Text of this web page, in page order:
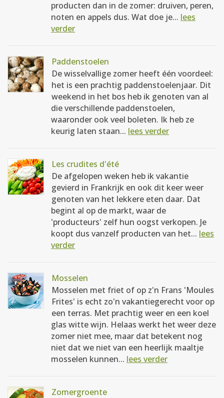
producten dan in de zomer: druiven, peren,
noten en appels dus. Wat doe je... lees
verder
Paddenstoelen
De wisselvallige zomer heeft één voordeel:
het is een prachtig paddenstoelenjaar. Dit
weekend in het bos heb ik genoten van al
die verschillende paddenstoelen,
waaronder ook veel boleten. Ik heb ze
keurig laten staan... lees verder
Les crudites d'été
De afgelopen weken heb ik vakantie
gevierd in Frankrijk en ook dit keer weer
genoten van het lekkere eten daar. Dat
begint al op de markt, waar de
'producteurs' zelf hun oogst verkopen. Je
koopt dus vanzelf producten van het... lees
verder
Mosselen
Mosselen met friet of op z'n Frans 'Moules
Frites' is echt zo'n vakantiegerecht voor op
een terras. Met prachtig weer en een koel
glas witte wijn. Helaas werkt het weer deze
zomer niet mee, maar dat betekent nog
niet dat we niet van een heerlijk maaltje
mosselen kunnen... lees verder
Zomergroente